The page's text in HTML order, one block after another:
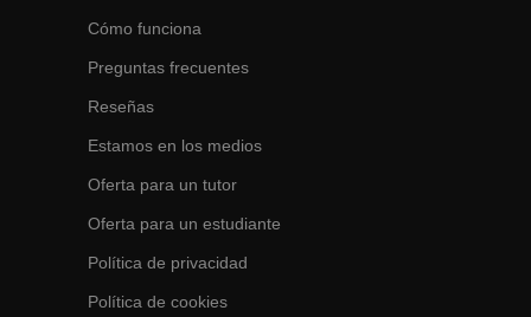
Cómo funciona
Preguntas frecuentes
Reseñas
Estamos en los medios
Oferta para un tutor
Oferta para un estudiante
Política de privacidad
Política de cookies